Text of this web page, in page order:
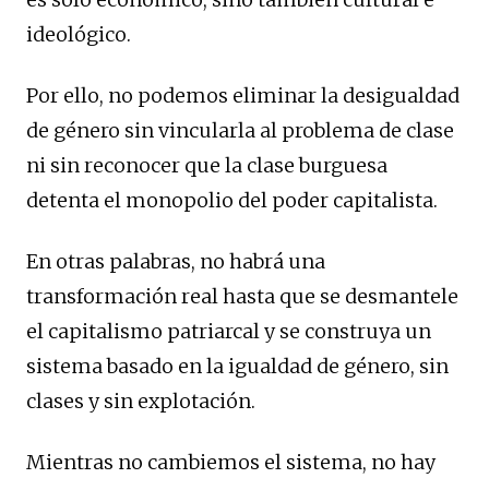
ideológico.
Por ello, no podemos eliminar la desigualdad
de género sin vincularla al problema de clase
ni sin reconocer que la clase burguesa
detenta el monopolio del poder capitalista.
En otras palabras, no habrá una
transformación real hasta que se desmantele
el capitalismo patriarcal y se construya un
sistema basado en la igualdad de género, sin
clases y sin explotación.
Mientras no cambiemos el sistema, no hay